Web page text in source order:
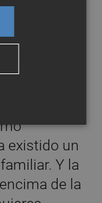
tipo, hasta
la Ley
de
con
que
existido un
Y la
de la